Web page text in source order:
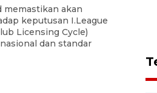
memastikan akan
keputusan I.League
Licensing Cycle)
dan standar